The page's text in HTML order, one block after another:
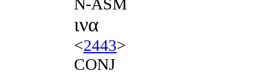
N-ASM
ινα
<2443>
CONJ